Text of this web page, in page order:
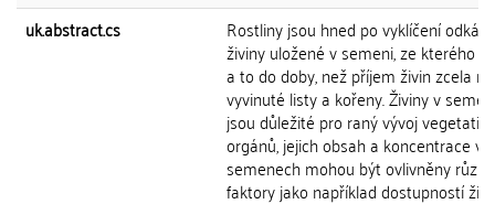
uk.abstract.cs
Rostliny jsou hned po vyklíčení
živiny uložené v semeni, ze kterého
a to do doby, než příjem živin zcela
vyvinuté listy a kořeny. Živiny v
jsou důležité pro raný vývoj
orgánů, jejich obsah a koncentrace v
semenech mohou být ovlivněny
faktory jako například dostupností